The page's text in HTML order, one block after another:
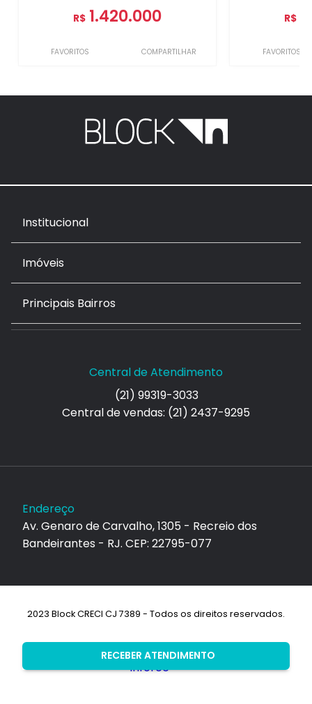
RECEBER ATENDIMENTO
R$ 1.420.000
FAVORITOS COMPARTILHAR
R$
FAVORITOS
Institucional
Imóveis
Principais Bairros
Central de Atendimento
(21) 99319-3033
Central de vendas: (21) 2437-9295
Endereço
Av. Genaro de Carvalho, 1305 - Recreio dos
Bandeirantes - RJ. CEP: 22795-077
2023 Block CRECI CJ 7389 - Todos os direitos reservados.